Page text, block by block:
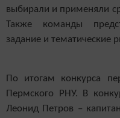
выбирали и применяли
Также команды
задание и тематические
По итогам конкурса
Пермского РНУ. В
Леонид Петров –